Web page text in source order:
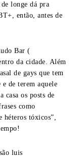
longe dá pra
então, antes de
Bar (
da cidade. Além
de gays que tem
de terem aquele
casa os posts de
como
héteros tóxicos”,